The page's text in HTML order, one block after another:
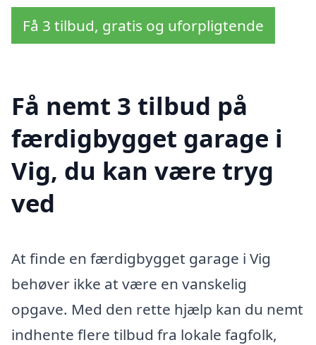
Få 3 tilbud, gratis og uforpligtende
Få nemt 3 tilbud på
færdigbygget garage i
Vig, du kan være tryg
ved
At finde en færdigbygget garage i Vig
behøver ikke at være en vanskelig
opgave. Med den rette hjælp kan du nemt
indhente flere tilbud fra lokale fagfolk,